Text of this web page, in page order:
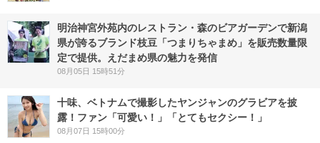
明治神宮外苑内のレストラン・森のビアガーデンで新潟
県が誇るブランド枝豆「つまりちゃまめ」を販売数量限
定で提供。えだまめ県の魅力を発信
08月05日 15時51分
十味、ベトナムで撮影したヤンジャンのグラビアを披
露！ファン「可愛い！」「とてもセクシー！」
08月07日 15時00分